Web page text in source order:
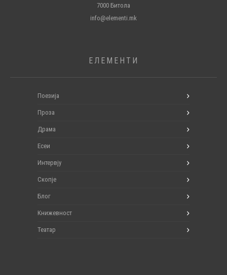
7000 Битола
info@elementi.mk
ЕЛЕМЕНТИ
Поезија
Проза
Драма
Есеи
Интервју
Скопје
Блог
Книжевност
Театар